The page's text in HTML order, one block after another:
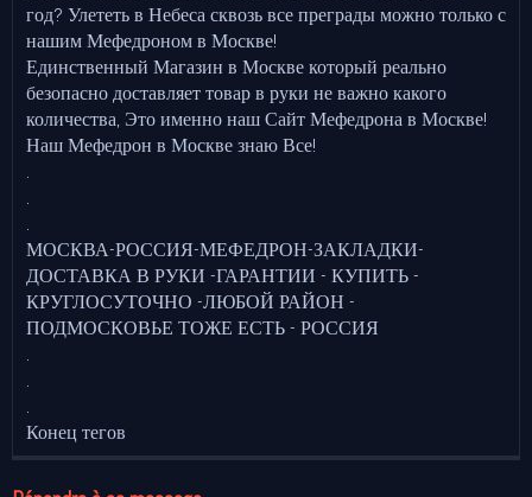
год? Улететь в Небеса сквозь все преграды можно только с
нашим Мефедроном в Москве!
Единственный Магазин в Москве который реально
безопасно доставляет товар в руки не важно какого
количества, Это именно наш Сайт Мефедрона в Москве!
Наш Мефедрон в Москве знаю Все!
.
.
.
МОСКВА-РОССИЯ-МЕФЕДРОН-ЗАКЛАДКИ-
ДОСТАВКА В РУКИ -ГАРАНТИИ - КУПИТЬ -
КРУГЛОСУТОЧНО -ЛЮБОЙ РАЙОН -
ПОДМОСКОВЬЕ ТОЖЕ ЕСТЬ - РОССИЯ
.
.
.
Конец тегов